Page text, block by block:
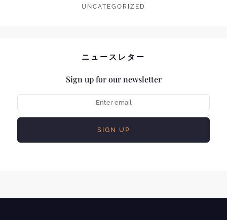
UNCATEGORIZED
ニュースレター
Sign up for our newsletter